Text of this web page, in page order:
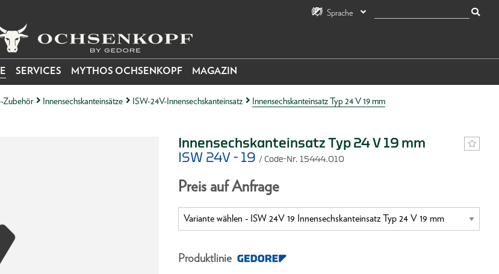
Sprache
SERVICES MYTHOS OCHSENKOPF MAGAZIN
Zubehör Innensechskanteinsätze ISW-24V-Innensechskanteinsatz Innensechskanteinsatz Typ 24 V 19 mm
Innensechskanteinsatz Typ 24 V 19 mm
ISW 24V - 19 / Code-Nr. 15444.010
Preis auf Anfrage
Produktlinie